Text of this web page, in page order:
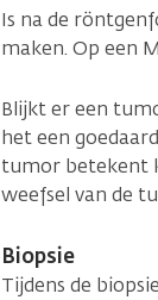
Is na de
maken. Op een
Blijkt er een
het een
tumor betekent
weefsel van de
Biopsie
Tijdens de